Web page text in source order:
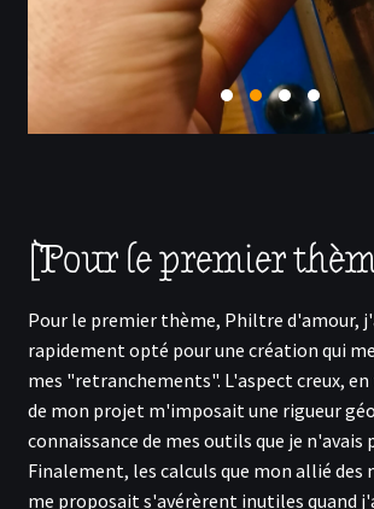
[Pour le premier
Pour le premier thème, Philtre d'amour,
rapidement opté pour une création qui
mes "retranchements". L'aspect creux,
de mon projet m'imposait une rigueur
connaissance de mes outils que je n'avais
Finalement, les calculs que mon allié des
me proposait s'avérèrent inutiles quand